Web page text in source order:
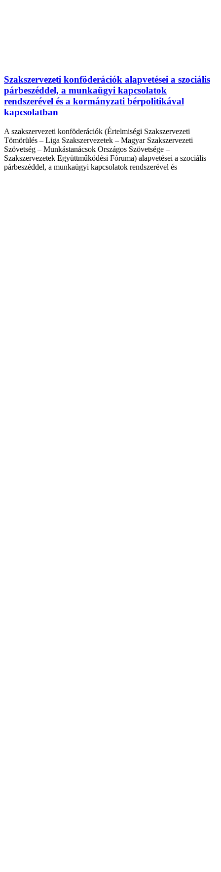
Szakszervezeti konföderációk alapvetései a szociális
párbeszéddel, a munkaügyi kapcsolatok
rendszerével és a kormányzati bérpolitikával
kapcsolatban
A szakszervezeti konföderációk (Értelmiségi Szakszervezeti
Tömörülés – Liga Szakszervezetek – Magyar Szakszervezeti
Szövetség – Munkástanácsok Országos Szövetsége –
Szakszervezetek Együttműködési Fóruma) alapvetései a szociális
párbeszéddel, a munkaügyi kapcsolatok rendszerével és